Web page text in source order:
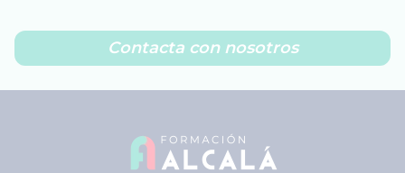
Contacta con nosotros